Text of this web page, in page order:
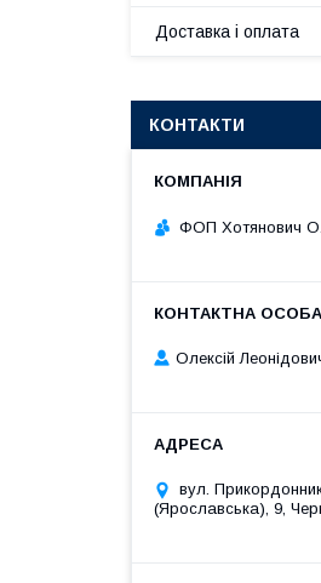
Доставка і оплата
КОНТАКТИ
ФОП Хотянович О.
Олексій
вул.
(Ярославська), 9,